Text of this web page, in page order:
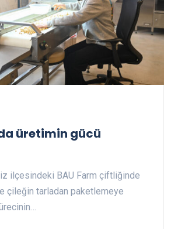
üretimin gücü
ilçesindeki BAU Farm çiftliğinde
çileğin tarladan paketlemeye